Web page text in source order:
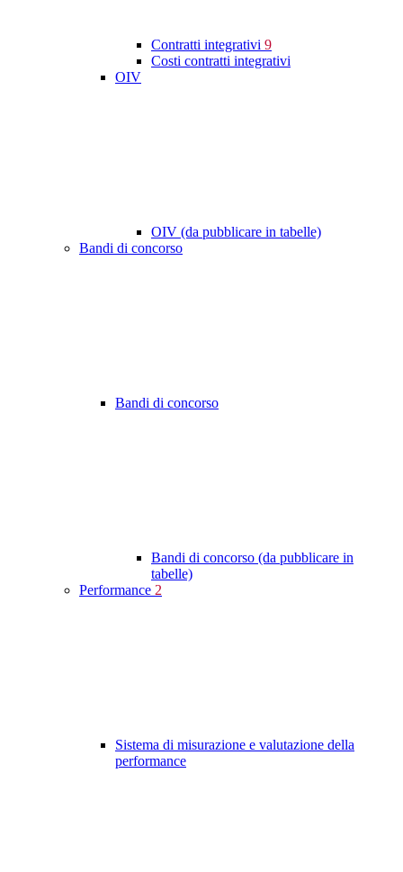
Contratti integrativi 9
Costi contratti integrativi
OIV
OIV (da pubblicare in tabelle)
Bandi di concorso
Bandi di concorso
Bandi di concorso (da pubblicare in
tabelle)
Performance 2
Sistema di misurazione e valutazione della
performance